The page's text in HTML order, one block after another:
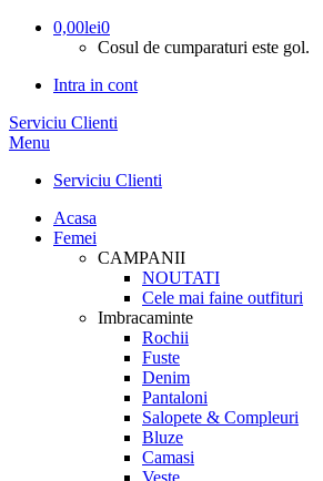
0,00lei0
Cosul de cumparaturi este gol.
Intra in cont
Serviciu Clienti
Menu
Serviciu Clienti
Acasa
Femei
CAMPANII
NOUTATI
Cele mai faine outfituri
Imbracaminte
Rochii
Fuste
Denim
Pantaloni
Salopete & Compleuri
Bluze
Camasi
Veste